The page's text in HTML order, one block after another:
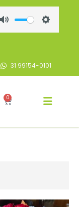
31 99154-0101
0